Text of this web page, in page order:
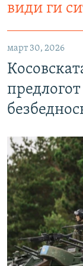
види ги
март 30, 2026